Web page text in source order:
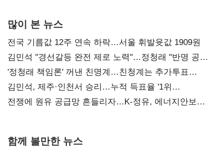
많이 본 뉴스
전국 기름값 12주 연속 하락…서울 휘발윳값 1909원
김민석 "경선갈등 완전 제로 노력"…정청래 "반명 공세
사과부터"
'정청래 책임론' 꺼낸 친명계…친청계는 추가투표
때리기
김민석, 제주·인천서 승리…누적 득표율 '1위
탈환'(종합)
전쟁에 원유 공급망 흔들리자…K-정유, 에너지안보
함께 볼만한 뉴스